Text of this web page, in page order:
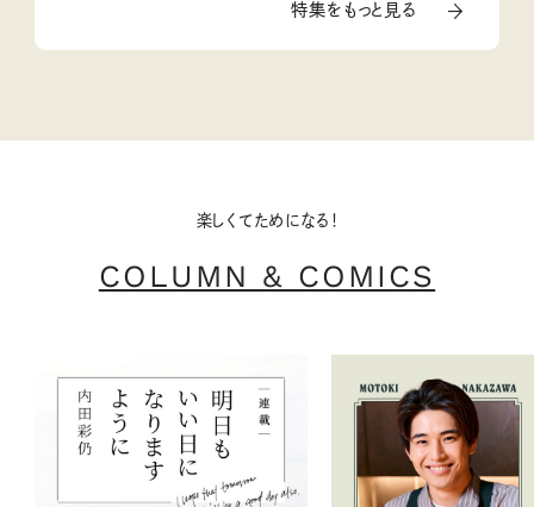
特集をもっと見る
楽しくてためになる！
COLUMN & COMICS